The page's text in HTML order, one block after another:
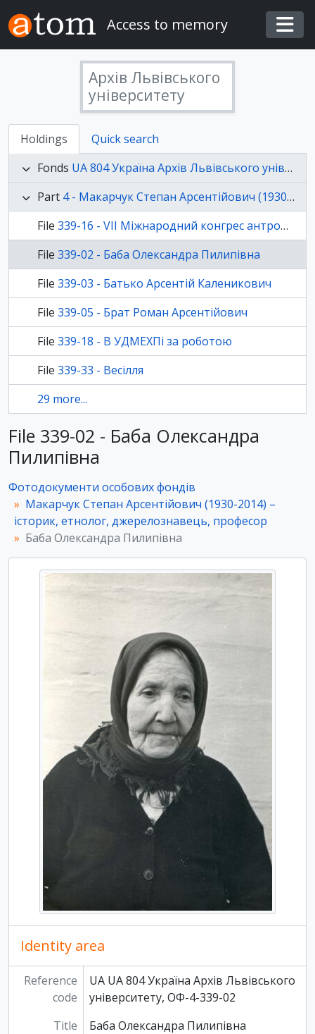
Skip to main content
Access to memory
Архів Львівського
університету
Holdings
Quick search
Fonds UA 804 Україна Архів Львівського університету, ОФ - Фотодокументи особових фондів
Part 4 - Макарчук Степан Арсентійович (1930-2014) – історик, етнолог, джерелознавець, професор
File 339-16 - VII Міжнародний конгрес антропологічних та етнографічних наук у Москві
File 339-02 - Баба Олександра Пилипівна
File 339-03 - Батько Арсентій Каленикович
File 339-05 - Брат Роман Арсентійович
File 339-18 - В УДМЕХПі за роботою
File 339-33 - Весілля
29 more...
File 339-02 - Баба Олександра
Пилипівна
Фотодокументи особових фондів
Макарчук Степан Арсентійович (1930-2014) –
історик, етнолог, джерелознавець, професор
Баба Олександра Пилипівна
Identity area
Reference
code
UA UA 804 Україна Архів Львівського
університету, ОФ-4-339-02
Title
Баба Олександра Пилипівна